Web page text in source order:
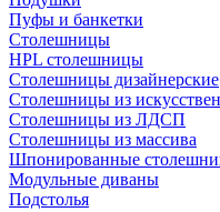
Пуфы и банкетки
Столешницы
HPL столешницы
Столешницы дизайнерские
Столешницы из
Столешницы из ЛДСП
Столешницы из массива
Шпонированные
Модульные диваны
Подстолья